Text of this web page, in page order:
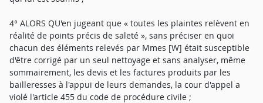
4° ALORS QU'en jugeant que « toutes les plaintes relèvent en
réalité de points précis de saleté », sans préciser en quoi
chacun des éléments relevés par Mmes [W] était susceptible
d'être corrigé par un seul nettoyage et sans analyser, même
sommairement, les devis et les factures produits par les
bailleresses à l'appui de leurs demandes, la cour d'appel a
violé l'article 455 du code de procédure civile ;